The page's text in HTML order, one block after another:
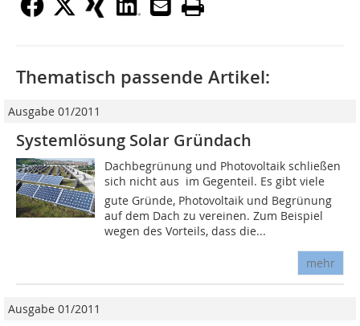
Thematisch passende Artikel:
Ausgabe 01/2011
Systemlösung Solar Gründach
Dachbegrünung und Photovoltaik schließen
sich nicht aus  im Gegenteil. Es gibt viele
gute Gründe, Photovoltaik und Begrünung
auf dem Dach zu vereinen. Zum Beispiel
wegen des Vorteils, dass die...
mehr
Ausgabe 01/2011